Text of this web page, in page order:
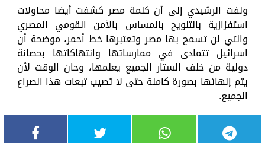
ولفت الرشيدي إلى أن كلمة مصر كشفت أيضا محاولات
استفزازية بالتلويح بالمساس بالأمن القومي المصري
والتي لن تسمح بها مصر وتعتبرها خط أحمر، موضحة أن
اسرائيل تتمادى في ممارساتها وانتهاكاتها بحصانة
دولية من خلف الستار الجميع يعلمها، وحان الوقت لأن
يتم إنهائها بصورة كاملة حتى لا تصيب تبعات هذا الصراع
الجميع.